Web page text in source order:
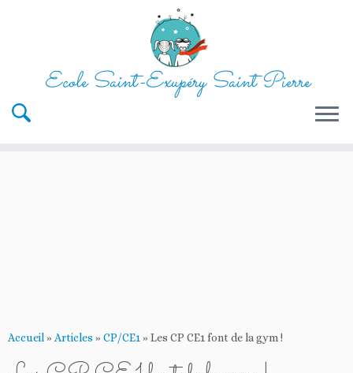
Ecole Saint-Exupéry Saint Pierre
Accueil » Articles » CP/CE1 » Les CP CE1 font de la gym !